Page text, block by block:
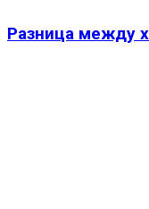
Разница между